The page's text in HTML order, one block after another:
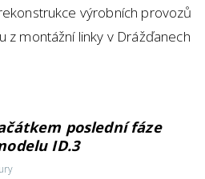
výrobních provozů
z montážní linky v Drážďanech
poslední fáze
ID.3